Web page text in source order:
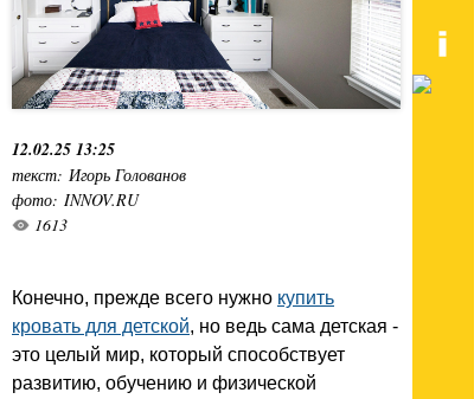
12.02.25 13:25
текст: Игорь Голованов
фото: INNOV.RU
1613
Конечно, прежде всего нужно купить
кровать для детской, но ведь сама детская -
это целый мир, который способствует
развитию, обучению и физической